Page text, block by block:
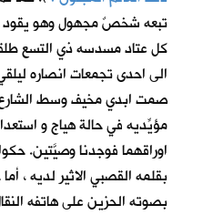
تبعه شخصٌ مجهول وهو يقود
كل عتاد مسدسه ذي التسع
الى احدى تجمعات انصاره
صمت ابدي مخيف وسط
مؤيِّديه في حالة هياج و
اوراقهما فوجدنا وصيَّتين.
بقلمه القصبي الاثير لديه ،
بصوته الحزين على هاتفه